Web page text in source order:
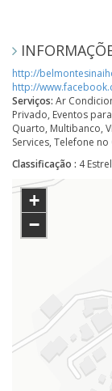
http://
http://
Serviços: Ar
Privado, Eventos
Quarto, Multibanco,
Services, Telefone
Classificação : 4
+
−